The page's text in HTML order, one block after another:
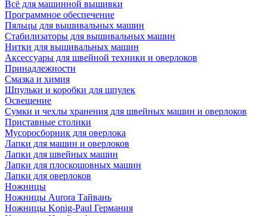
Всё для машинной вышивки
Программное обеспечение
Пяльцы для вышивальных машин
Стабилизаторы для вышивальных машин
Нитки для вышивальных машин
Аксессуары для швейной техники и оверлоков
Принадлежности
Смазка и химия
Шпульки и коробки для шпулек
Освещение
Сумки и чехлы хранения для швейных машин и оверлоков
Приставные столики
Мусоросборник для оверлока
Лапки для машин и оверлоков
Лапки для швейных машин
Лапки для плоскошовных машин
Лапки для оверлоков
Ножницы
Ножницы Aurora Тайвань
Ножницы Konig-Paul Германия